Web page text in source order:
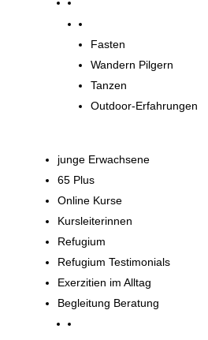
Fasten
Wandern Pilgern
Tanzen
Outdoor-Erfahrungen
junge Erwachsene
65 Plus
Online Kurse
Kursleiterinnen
Refugium
Refugium Testimonials
Exerzitien im Alltag
Begleitung Beratung